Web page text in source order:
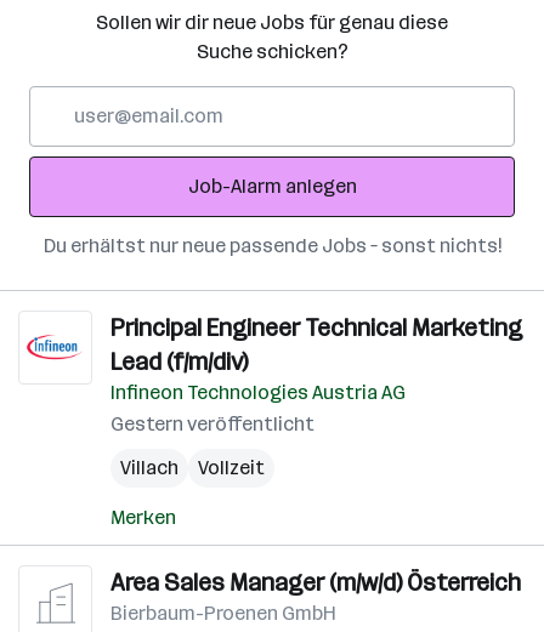
Sollen wir dir neue Jobs für genau diese
Suche schicken?
Adresse
Job-Alarm anlegen
Du erhältst nur neue passende Jobs – sonst nichts!
Principal Engineer Technical Marketing
Lead (f/m/div)
Infineon Technologies Austria AG
Gestern veröffentlicht
Villach
Vollzeit
Merken
Area Sales Manager (m/w/d) Österreich
Bierbaum-Proenen GmbH